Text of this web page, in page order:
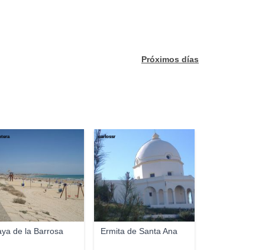
Próximos días
de la Barrosa Ermita de Santa Ana
carlossr